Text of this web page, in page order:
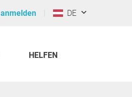
anmelden DE
HELFEN